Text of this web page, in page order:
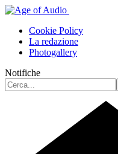
Cookie Policy
La redazione
Photogallery
Notifiche